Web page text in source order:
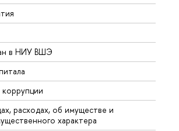
в НИУ ВШЭ
расходах, об имуществе и
характера